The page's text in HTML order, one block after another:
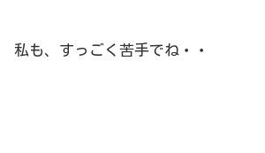
私も、すっごく苦手でね・・